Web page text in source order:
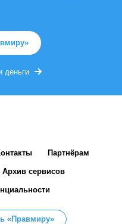
деньги
Партнёрам
Архив сервисов
«Правмиру»